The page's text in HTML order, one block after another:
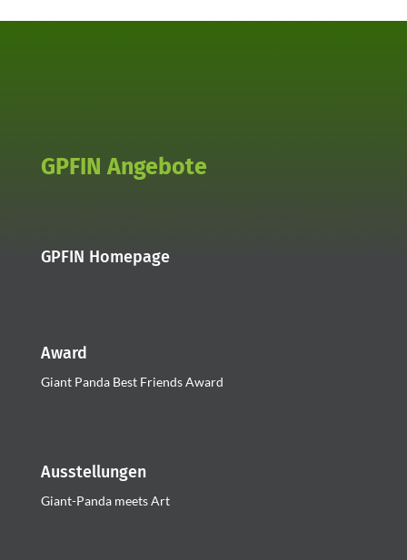
GPFIN Angebote
GPFIN Homepage
Award
Giant Panda Best Friends Award
Ausstellungen
Giant-Panda meets Art